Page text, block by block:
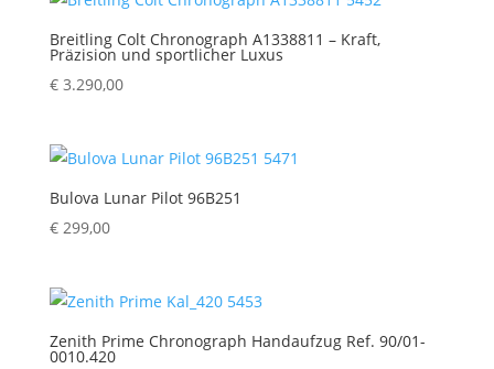
Breitling Colt Chronograph A1338811 – Kraft,
Präzision und sportlicher Luxus
€3.290,00
Bulova Lunar Pilot 96B251
€299,00
Zenith Prime Chronograph Handaufzug Ref. 90/01-
0010.420